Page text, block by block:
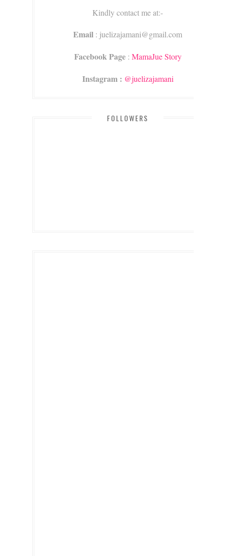
Kindly contact me at:-
Email : juelizajamani@gmail.com
Facebook Page: MamaJue Story
Instagram : @juelizajamani
FOLLOWERS